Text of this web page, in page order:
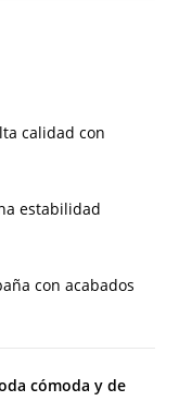
calidad con
estabilidad
con acabados
cómoda y de